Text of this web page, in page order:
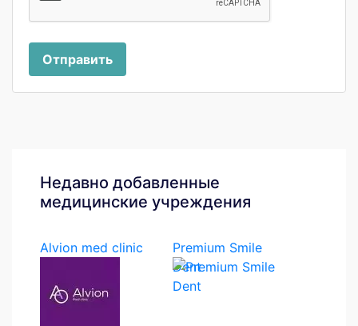
Отправить
Недавно добавленные
медицинские учреждения
Alvion med clinic
Premium Smile
Dent